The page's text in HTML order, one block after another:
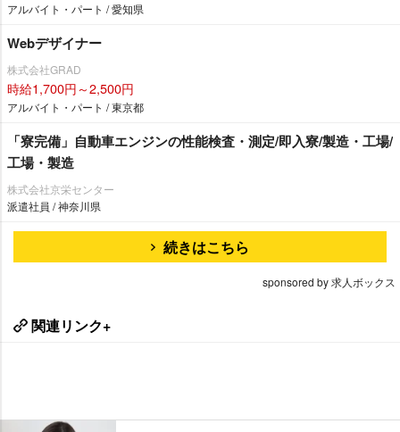
アルバイト・パート / 愛知県
Webデザイナー
株式会社GRAD
時給1,700円～2,500円
アルバイト・パート / 東京都
「寮完備」自動車エンジンの性能検査・測定/即入寮/製造・工場/
工場・製造
株式会社京栄センター
派遣社員 / 神奈川県
続きはこちら
sponsored by 求人ボックス
関連リンク+